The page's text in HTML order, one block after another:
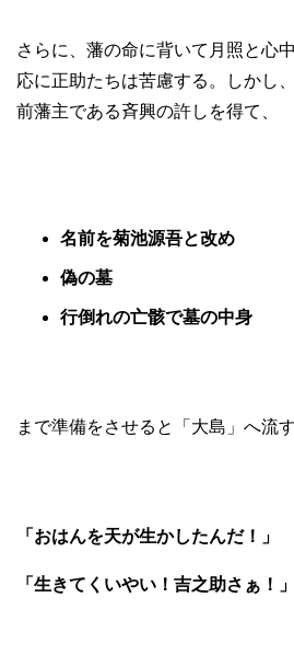
さらに、藩の命に背いて月照と心
応に正助たちは苦慮する。しかし
前藩主である斉興の許しを得て、
名前を菊池源吾と改め
偽の墓
行倒れの亡骸で墓の中身
まで準備をさせると「大島」へ流
「おはんを天が生かしたんだ！」
「生きてくいやい！吉之助さぁ！」